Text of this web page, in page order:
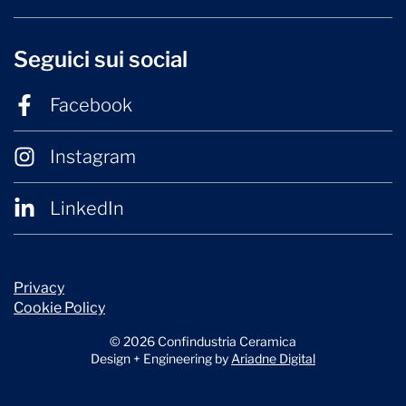
Seguici sui social
Facebook
Instagram
LinkedIn
Privacy
Cookie Policy
© 2026 Confindustria Ceramica
Design + Engineering by Ariadne Digital